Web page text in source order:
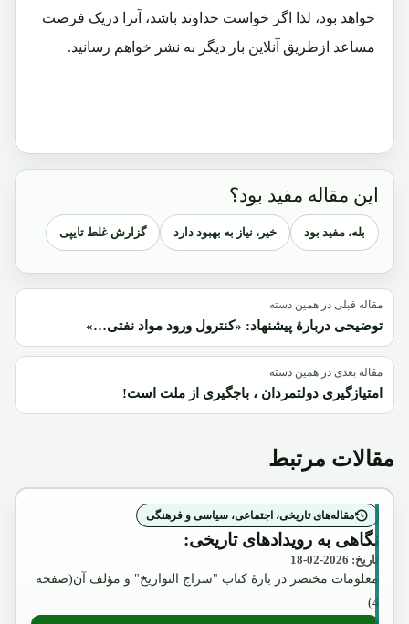
خواهد بود، لذا اگر خواست خداوند باشد، آنرا دریک فرصت
مساعد ازطریق آنلاین بار دیگر به نشر خواهم رسانید.
این مقاله مفید بود؟
بله، مفید بود خیر، نیاز به بهبود دارد گزارش غلط تایپی
مقاله قبلی در همین دسته
توضیحی دربارۀ پیشنهاد: «کنترول ورود مواد نفتی…»
مقاله بعدی در همین دسته
امتیازگیری دولتمردان ، باجگیری از ملت است!
مقالات مرتبط
مقاله‌های تاریخی، اجتماعی، سیاسی و فرهنگی
نگاهی به رویدادهای تاریخی:
تاریخ: 2026-02-18
معلومات مختصر در بارۀ کتاب "سراج التواریخ" و مؤلف آن(صفحه
4)